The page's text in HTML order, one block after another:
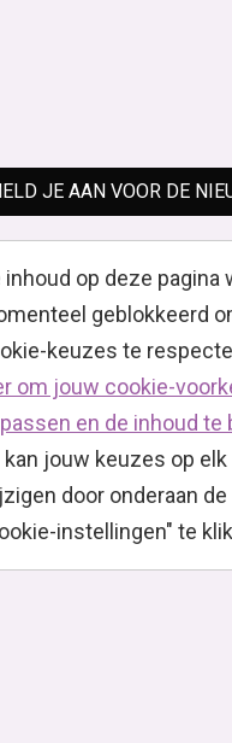
JE AAN VOOR DE
inhoud op deze pagina
geblokkeerd
keuzes te
om jouw cookie-
en de inhoud te
kan jouw keuzes op
door onderaan
instellingen" te